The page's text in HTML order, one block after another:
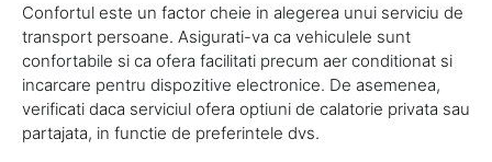
Confortul este un factor cheie in alegerea unui serviciu de
transport persoane. Asigurati-va ca vehiculele sunt
confortabile si ca ofera facilitati precum aer conditionat si
incarcare pentru dispozitive electronice. De asemenea,
verificati daca serviciul ofera optiuni de calatorie privata sau
partajata, in functie de preferintele dvs.